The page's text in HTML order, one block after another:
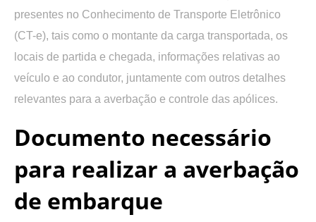
presentes no Conhecimento de Transporte Eletrônico
(CT-e), tais como o montante da carga transportada, os
locais de partida e chegada, informações relativas ao
veículo e ao condutor, juntamente com outros detalhes
relevantes para a averbação e controle das apólices.
Documento necessário
para realizar a averbação
de embarque